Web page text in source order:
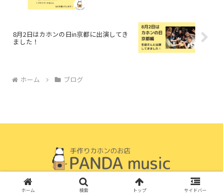
8月2日はカホンの日in京都に出演してき
ました！
ホーム ブログ
© 2018 カホンのお店PANDAmusic.
ホーム 検索 トップ サイドバー